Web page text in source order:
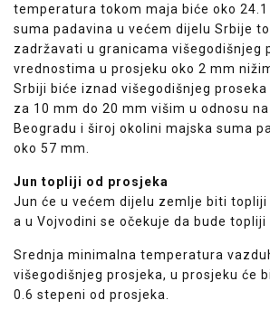
temperatura tokom maja biće oko
suma padavina u većem dijelu Srbije
zadržavati u granicama višegodišnjeg
vrednostima u prosjeku oko 2 mm
Srbiji biće iznad višegodišnjeg
za 10 mm do 20 mm višim u odnosu na
Beogradu i široj okolini majska suma
oko 57 mm.
Jun topliji od prosjeka
Jun će u većem dijelu zemlje biti topliji
a u Vojvodini se očekuje da bude topliji
Srednja minimalna temperatura
višegodišnjeg prosjeka, u prosjeku će
0.6 stepeni od prosjeka.